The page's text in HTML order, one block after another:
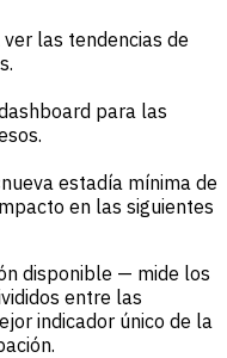
las tendencias de
para las
estadía mínima de
en las siguientes
disponible — mide los
entre las
indicador único de la